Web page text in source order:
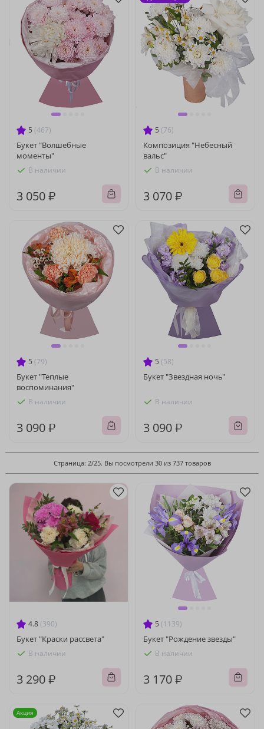
5 (467)
Букет "Волшебные
моменты"
В наличии
3 050 ₽
5 (76)
Композиция "Небесный
вальс"
В наличии
3 070 ₽
5 (79)
Букет "Теплые
воспоминания"
В наличии
3 090 ₽
5 (58)
Букет "Звездная ночь"
В наличии
3 090 ₽
Страница: 2/25. Вы посмотрели 30 из 737 товаров
4.8 (390)
Букет "Краски рассвета"
В наличии
3 290 ₽
5 (1139)
Букет "Рождение звезды"
В наличии
3 170 ₽
Акция